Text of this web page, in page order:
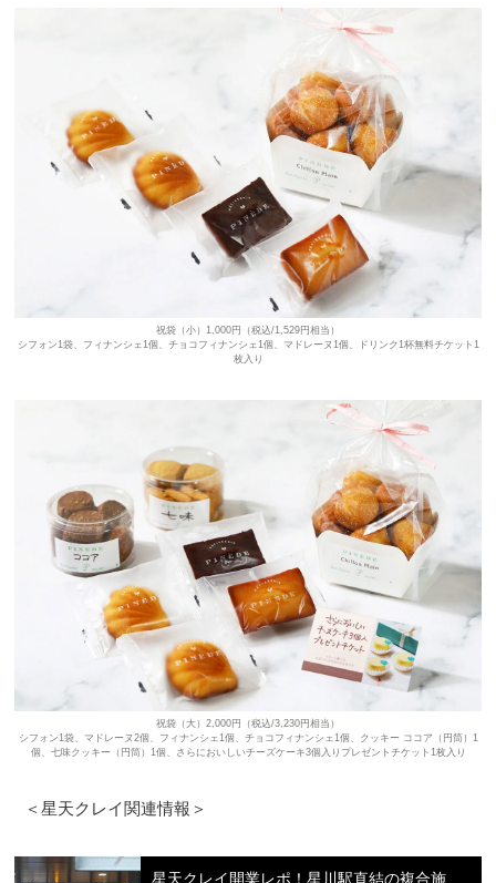
祝袋（小）1,000円（税込/1,529円相当）
シフォン1袋、フィナンシェ1個、チョコフィナンシェ1個、マドレーヌ1個、ドリンク1杯無料チケット1
枚入り
祝袋（大）2,000円（税込/3,230円相当）
シフォン1袋、マドレーヌ2個、フィナンシェ1個、チョコフィナンシェ1個、クッキー ココア（円筒）1
個、七味クッキー（円筒）1個、さらにおいしいチーズケーキ3個入りプレゼントチケット1枚入り
＜星天クレイ関連情報＞
星天クレイ開業レポ！星川駅直結の複合施